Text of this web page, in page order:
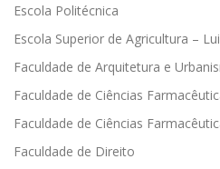
Escola Politécnica
Escola Superior de Agricultura –
Faculdade de Arquitetura e
Faculdade de Ciências
Faculdade de Ciências
Faculdade de Direito